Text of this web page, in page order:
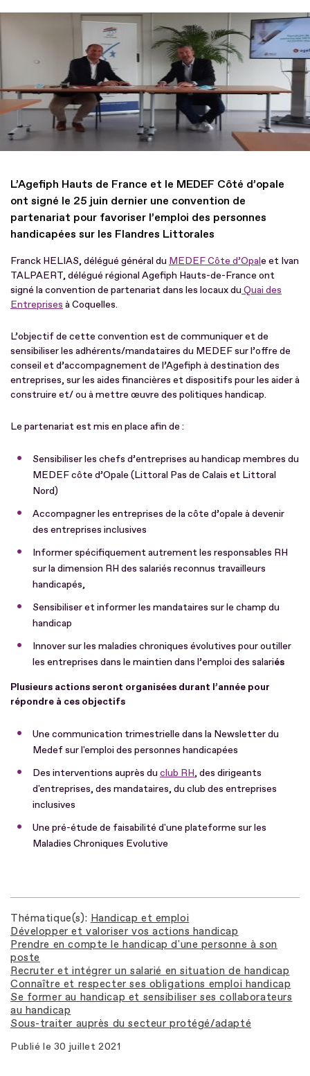
L’Agefiph Hauts de France et le MEDEF Côté d’opale
ont signé le 25 juin dernier une convention de
partenariat pour favoriser l’emploi des personnes
handicapées sur les Flandres Littorales
Franck HELIAS, délégué général du MEDEF Côte d’Opale et Ivan
TALPAERT, délégué régional Agefiph Hauts-de-France ont
signé la convention de partenariat dans les locaux du Quai des
Entreprises à Coquelles.
L’objectif de cette convention est de communiquer et de
sensibiliser les adhérents/mandataires du MEDEF sur l’offre de
conseil et d’accompagnement de l’Agefiph à destination des
entreprises, sur les aides financières et dispositifs pour les aider à
construire et/ ou à mettre œuvre des politiques handicap.
Le partenariat est mis en place afin de :
Sensibiliser les chefs d’entreprises au handicap membres du
MEDEF côte d’Opale (Littoral Pas de Calais et Littoral
Nord)
Accompagner les entreprises de la côte d’opale à devenir
des entreprises inclusives
Informer spécifiquement autrement les responsables RH
sur la dimension RH des salariés reconnus travailleurs
handicapés,
Sensibiliser et informer les mandataires sur le champ du
handicap
Innover sur les maladies chroniques évolutives pour outiller
les entreprises dans le maintien dans l’emploi des salariés
Plusieurs actions seront organisées durant l’année pour
répondre à ces objectifs
Une communication trimestrielle dans la Newsletter du
Medef sur l'emploi des personnes handicapées
Des interventions auprès du club RH, des dirigeants
d'entreprises, des mandataires, du club des entreprises
inclusives
Une pré-étude de faisabilité d'une plateforme sur les
Maladies Chroniques Evolutive
Thématique(s) Handicap et emploi
Développer et valoriser vos actions handicap
Prendre en compte le handicap d'une personne à son
poste
Recruter et intégrer un salarié en situation de handicap
Connaître et respecter ses obligations emploi handicap
Se former au handicap et sensibiliser ses collaborateurs
au handicap
Sous-traiter auprès du secteur protégé/adapté
Publié le 30 juillet 2021